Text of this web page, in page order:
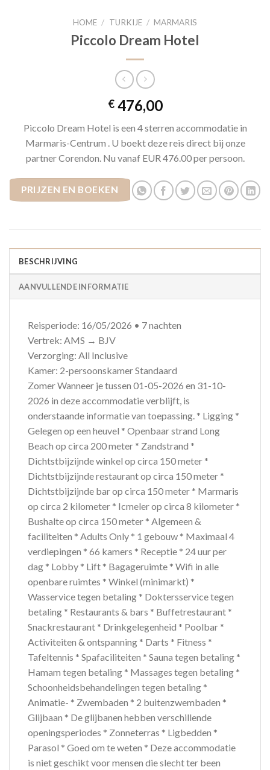
HOME / TURKIJE / MARMARIS
Piccolo Dream Hotel
€476,00
Piccolo Dream Hotel is een 4 sterren accommodatie in
Marmaris-Centrum . U boekt deze reis direct bij onze
partner Corendon. Nu vanaf EUR 476.00 per persoon.
PRIJZEN EN BOEKEN
BESCHRIJVING
AANVULLENDE INFORMATIE
Reisperiode: 16/05/2026 • 7 nachten
Vertrek: AMS → BJV
Verzorging: All Inclusive
Kamer: 2-persoonskamer Standaard
Zomer Wanneer je tussen 01-05-2026 en 31-10-
2026 in deze accommodatie verblijft, is
onderstaande informatie van toepassing. * Ligging *
Gelegen op een heuvel * Openbaar strand Long
Beach op circa 200 meter * Zandstrand *
Dichtstbijzijnde winkel op circa 150 meter *
Dichtstbijzijnde restaurant op circa 150 meter *
Dichtstbijzijnde bar op circa 150 meter * Marmaris
op circa 2 kilometer * Icmeler op circa 8 kilometer *
Bushalte op circa 150 meter * Algemeen &
faciliteiten * Adults Only * 1 gebouw * Maximaal 4
verdiepingen * 66 kamers * Receptie * 24 uur per
dag * Lobby * Lift * Bagageruimte * Wifi in alle
openbare ruimtes * Winkel (minimarkt) *
Wasservice tegen betaling * Doktersservice tegen
betaling * Restaurants & bars * Buffetrestaurant *
Snackrestaurant * Drinkgelegenheid * Poolbar *
Activiteiten & ontspanning * Darts * Fitness *
Tafeltennis * Spafaciliteiten * Sauna tegen betaling *
Hamam tegen betaling * Massages tegen betaling *
Schoonheidsbehandelingen tegen betaling *
Animatie- * Zwembaden * 2 buitenzwembaden *
Glijbaan * De glijbanen hebben verschillende
openingsperiodes * Zonneterras * Ligbedden *
Parasol * Goed om te weten * Deze accommodatie
is niet geschikt voor mensen die slecht ter been